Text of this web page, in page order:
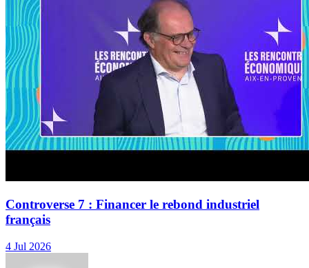
Controverse 7 : Financer le rebond industriel
français
4 Jul 2026